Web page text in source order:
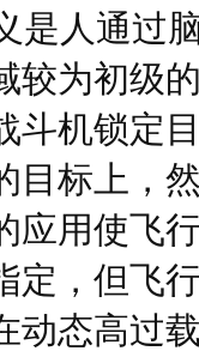
是人通过
较为初级
斗机锁定
目标上，
应用使飞
定，但飞
动态高过